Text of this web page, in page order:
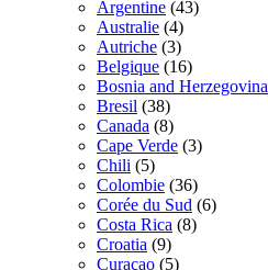
Argentine (43)
Australie (4)
Autriche (3)
Belgique (16)
Bosnia and Herzegovina
Bresil (38)
Canada (8)
Cape Verde (3)
Chili (5)
Colombie (36)
Corée du Sud (6)
Costa Rica (8)
Croatia (9)
Curaçao (5)